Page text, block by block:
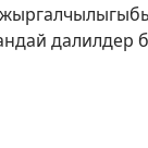
далилдер